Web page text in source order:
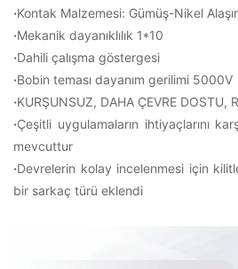
·Kontak Malzemesi: Gümüş-Nikel
·Mekanik dayanıklılık 1*10
·Dahili çalışma göstergesi
·Bobin teması dayanım gerilimi 5000V
·KURŞUNSUZ, DAHA ÇEVRE DOSTU,
·Çeşitli uygulamaların ihtiyaçlarını
mevcuttur
·Devrelerin kolay incelenmesi için
bir sarkaç türü eklendi